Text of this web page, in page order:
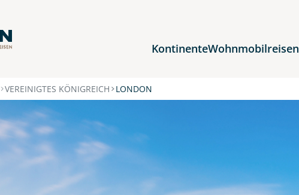
KontinenteWohnmobilreisen
VEREINIGTES KÖNIGREICH LONDON